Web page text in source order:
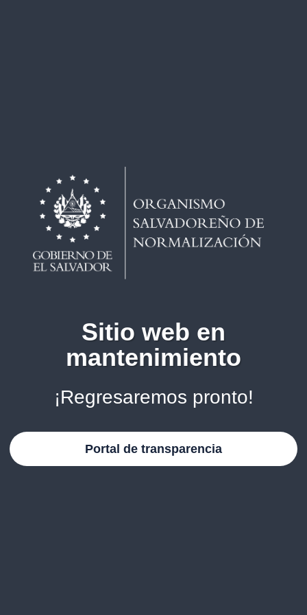
Sitio web en
mantenimiento
¡Regresaremos pronto!
Portal de transparencia